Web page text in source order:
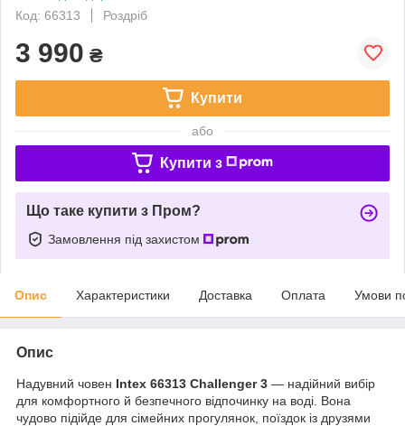
Код: 66313
Роздріб
3 990 ₴
Купити
або
Купити з
Що таке купити з Пром?
Замовлення під захистом
Опис Характеристики Доставка Оплата Умови
Опис
Надувний човен Intex 66313 Challenger 3 — надійний вибір
для комфортного й безпечного відпочинку на воді. Вона
чудово підійде для сімейних прогулянок, поїздок із друзями